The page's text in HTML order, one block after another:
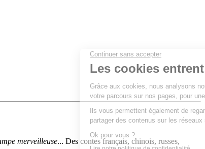
merveilleuse... Des contes français, chinois, russes,